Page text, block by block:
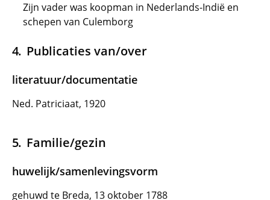
Zijn vader was koopman in Nederlands-Indië en
schepen van Culemborg
Publicaties van/over
literatuur/documentatie
Ned. Patriciaat, 1920
Familie/gezin
huwelijk/samenlevingsvorm
gehuwd te Breda, 13 oktober 1788